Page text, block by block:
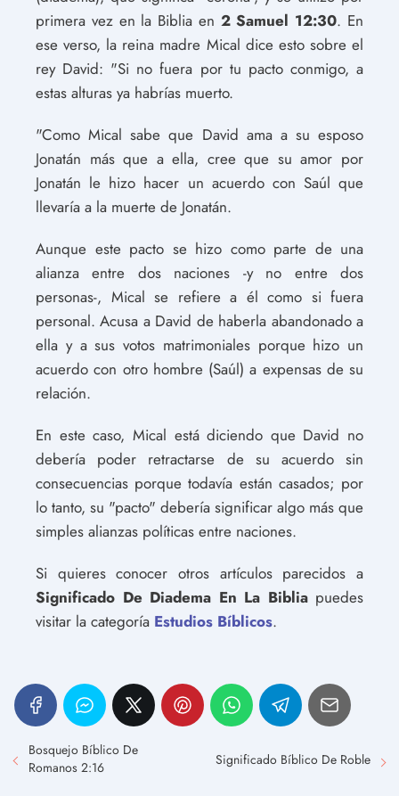
primera vez en la Biblia en 2 Samuel 12:30. En
ese verso, la reina madre Mical dice esto sobre el
rey David: "Si no fuera por tu pacto conmigo, a
estas alturas ya habrías muerto.
"Como Mical sabe que David ama a su esposo
Jonatán más que a ella, cree que su amor por
Jonatán le hizo hacer un acuerdo con Saúl que
llevaría a la muerte de Jonatán.
Aunque este pacto se hizo como parte de una
alianza entre dos naciones -y no entre dos
personas-, Mical se refiere a él como si fuera
personal. Acusa a David de haberla abandonado a
ella y a sus votos matrimoniales porque hizo un
acuerdo con otro hombre (Saúl) a expensas de su
relación.
En este caso, Mical está diciendo que David no
debería poder retractarse de su acuerdo sin
consecuencias porque todavía están casados; por
lo tanto, su "pacto" debería significar algo más que
simples alianzas políticas entre naciones.
Si quieres conocer otros artículos parecidos a
Significado De Diadema En La Bibliapuedes
visitar la categoría Estudios Bíblicos.
Bosquejo Bíblico De
Romanos 2:16
Significado Bíblico De Roble